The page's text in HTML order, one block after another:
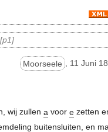
p1
Moorseele , 11 Juni
wij zullen a voor ezetten
buitensluiten, en